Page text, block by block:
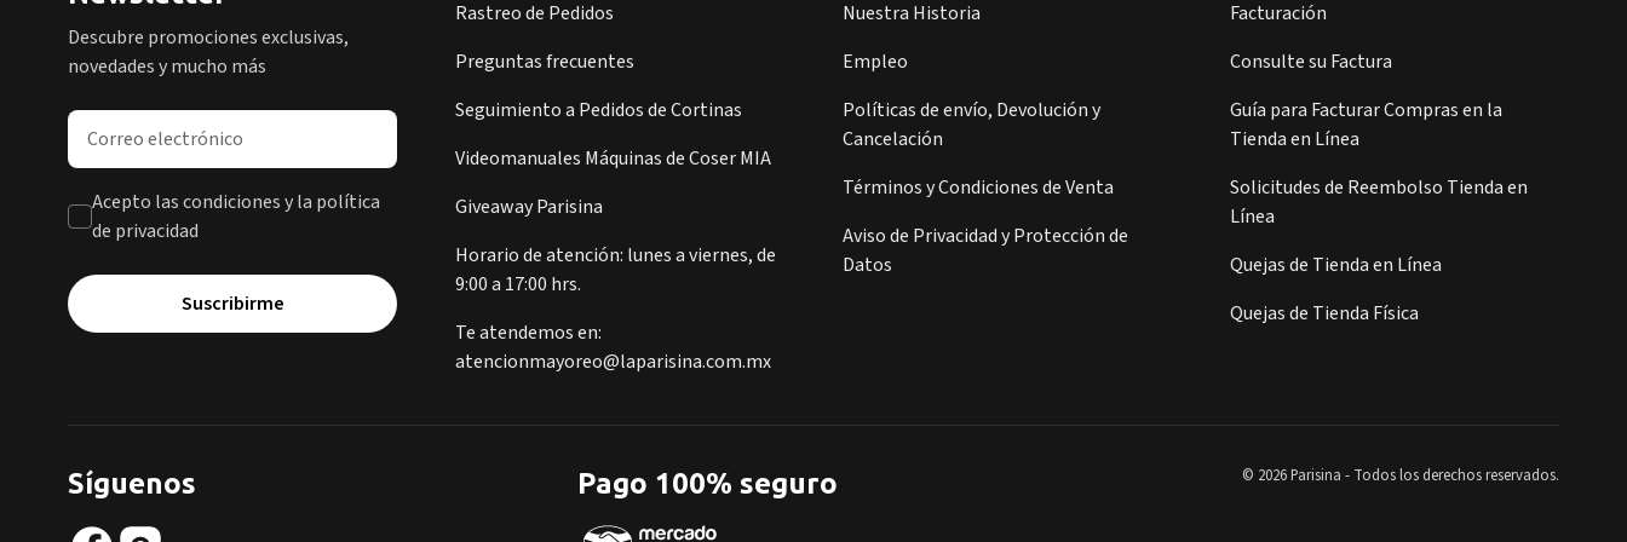
Descubre promociones exclusivas,
novedades y mucho más
Dirección de correo electrónico
Acepto las condiciones y la política
de privacidad
Suscribirme
Rastreo de Pedidos
Preguntas frecuentes
Seguimiento a Pedidos de Cortinas
Videomanuales Máquinas de Coser MIA
Giveaway Parisina
Horario de atención: lunes a viernes, de
9:00 a 17:00 hrs.
Te atendemos en:
atencionmayoreo@laparisina.com.mx
Nuestra Historia
Empleo
Políticas de envío, Devolución y
Cancelación
Términos y Condiciones de Venta
Aviso de Privacidad y Protección de
Datos
Facturación
Consulte su Factura
Guía para Facturar Compras en la
Tienda en Línea
Solicitudes de Reembolso Tienda en
Línea
Quejas de Tienda en Línea
Quejas de Tienda Física
Síguenos Pago 100% seguro © 2026 Parisina - Todos los derechos reservados.